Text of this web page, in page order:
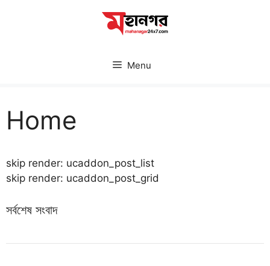
Menu
Home
skip render: ucaddon_post_list
skip render: ucaddon_post_grid
সর্বশেষ সংবাদ